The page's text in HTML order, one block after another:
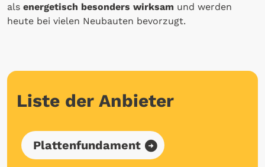
als energetisch besonders wirksam und werden
heute bei vielen Neubauten bevorzugt.
Liste der Anbieter
Plattenfundament